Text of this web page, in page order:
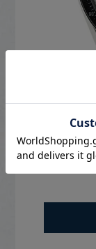
オメガ
オメガ ス
き ブラック